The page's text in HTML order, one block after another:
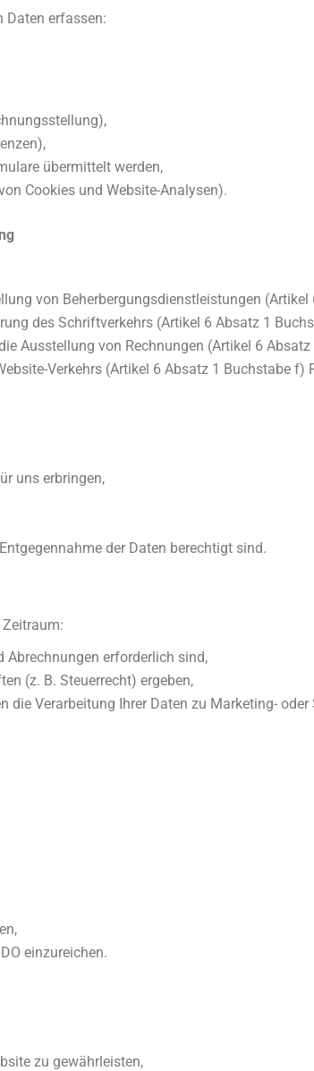
Daten erfassen:
übermittelt werden,
Cookies und Website-Analysen).
von Beherbergungsdienstleistungen (Artikel
des Schriftverkehrs (Artikel 6 Absatz 1
Ausstellung von Rechnungen (Artikel 6 Absatz
Verkehrs (Artikel 6 Absatz 1 Buchstabe f)
uns erbringen,
der Daten berechtigt sind.
Abrechnungen erforderlich sind,
(z. B. Steuerrecht) ergeben,
die Verarbeitung Ihrer Daten zu Marketing-
einzureichen.
zu gewährleisten,